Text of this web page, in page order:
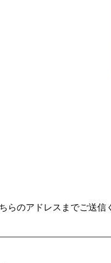
らのアドレスまでご送